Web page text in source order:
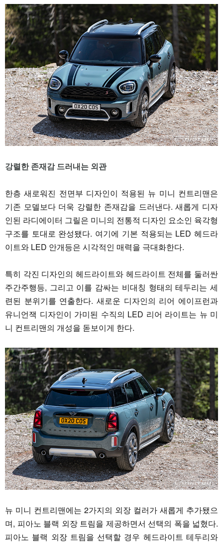
강렬한 존재감 드러내는 외관
한층 새로워진 전면부 디자인이 적용된 뉴 미니 컨트리맨은
기존 모델보다 더욱 강렬한 존재감을 드러낸다. 새롭게 디자
인된 라디에이터 그릴은 미니의 전통적 디자인 요소인 육각형
구조를 토대로 완성됐다. 여기에 기본 적용되는 LED 헤드라
이트와 LED 안개등은 시각적인 매력을 극대화한다.
특히 각진 디자인의 헤드라이트와 헤드라이트 전체를 둘러싼
주간주행등, 그리고 이를 감싸는 비대칭 형태의 테두리는 세
련된 분위기를 연출한다. 새로운 디자인의 리어 에이프런과
유니언잭 디자인이 가미된 수직의 LED 리어 라이트는 뉴 미
니 컨트리맨의 개성을 돋보이게 한다.
뉴 미니 컨트리맨에는 2가지의 외장 컬러가 새롭게 추가됐으
며, 피아노 블랙 외장 트림을 제공하면서 선택의 폭을 넓혔다.
피아노 블랙 외장 트림을 선택할 경우 헤드라이트 테두리와